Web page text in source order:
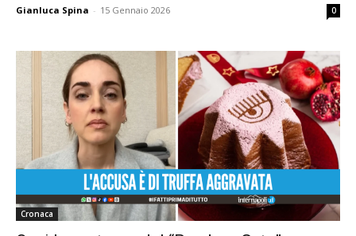
Gianluca Spina - 15 Gennaio 2026 0
Cronaca